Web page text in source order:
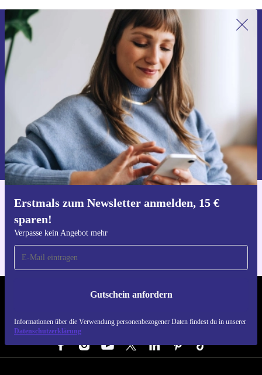
Erstmals zum Newsletter anmelden, 15 €
sparen!
Verpasse kein Angebot mehr
Gutschein anfordern
Informationen über die Verwendung personenbezogener Daten findest du in unserer
Datenschutzerklärung
Erstmals zum Newsletter anmelden,
15 € sparen!
Verpasse kein Angebot mehr.
Gutschein anfordern
Informationen über die Verwendung personenbezogener Daten findest
du in unserer
Datenschutzerklärung.
Hol dir die refurbed-App
REFURBED DEUTSCHLAND - RETHINK NEW.
FOLGE UNS